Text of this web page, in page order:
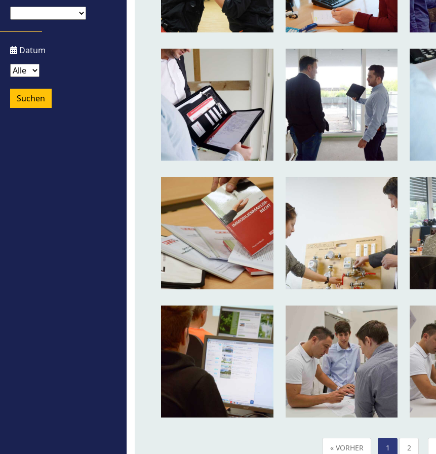
Datum
Suchen
« VORHER 1 2